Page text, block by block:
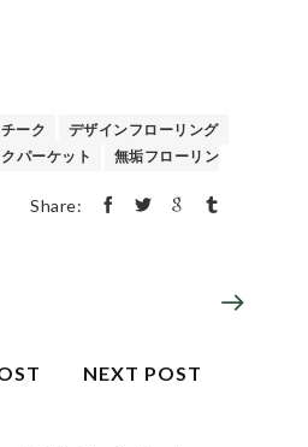
チーク
デザインフローリング
パーケット
無垢フローリン
Share:
NEXT POST